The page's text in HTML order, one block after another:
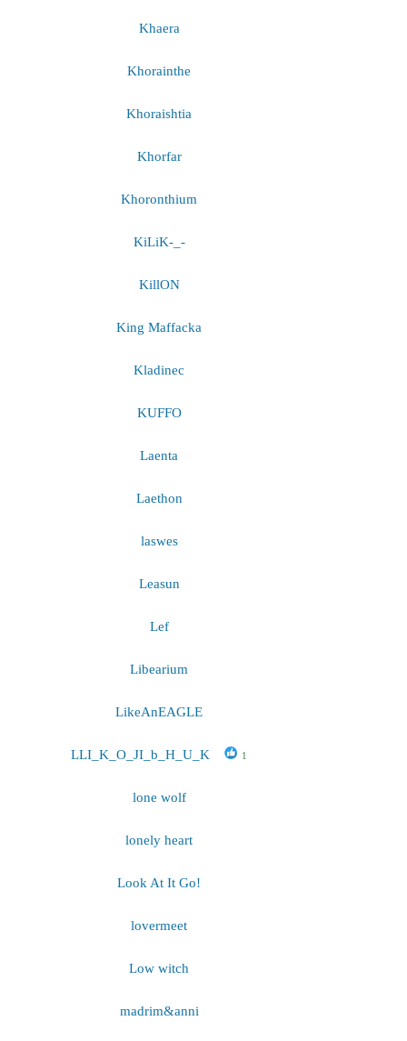
Khaera
Khorainthe
Khoraishtia
Khorfar
Khoronthium
KiLiK-_-
KillON
King Maffackа
Kladinec
KUFFO
Laenta
Laethon
laswes
Leasun
Lef
Libearium
LikeAnEAGLE
LLI_K_O_JI_b_H_U_K 1
lone wolf
lonely heart
Look At It Go!
lovermeet
Low witch
madrim&anni